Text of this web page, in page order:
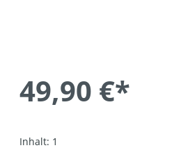
49,90 €*
Inhalt: 1